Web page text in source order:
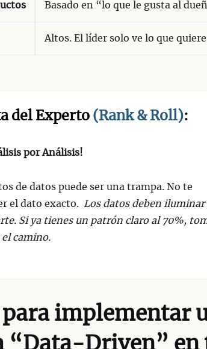
Basado en “lo que le gusta al
Altos. El líder solo ve lo que
del Experto (Rank & Roll):
por Análisis!
de datos puede ser una trampa. No te
el dato exacto.
Los datos deben iluminar
Si ya tienes un patrón claro al 70%,
camino.
para implementar
“Data-Driven” en